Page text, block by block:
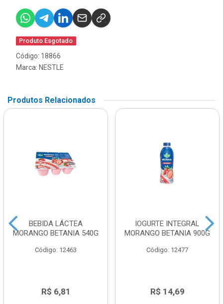
Produto Esgotado
Código: 18866
Marca: NESTLE
Produtos Relacionados
BEBIDA LÁCTEA
MORANGO BETANIA 540G
Código: 12463
R$ 6,81
IOGURTE INTEGRAL
MORANGO BETANIA 900G
Código: 12477
R$ 14,69